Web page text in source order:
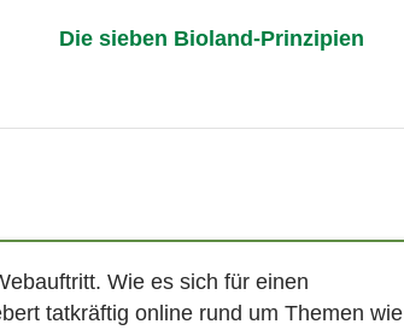
Die sieben Bioland-Prinzipien
Wie es sich für einen
tatkräftig online rund um Themen wie